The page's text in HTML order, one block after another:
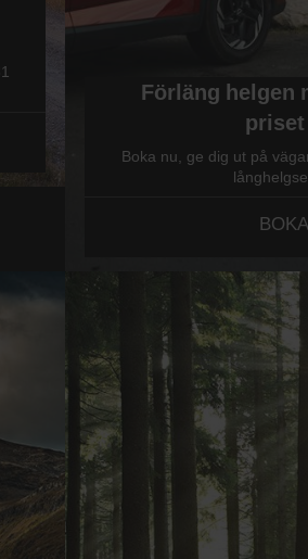
Förläng helgen
Boka nu, ge dig ut på